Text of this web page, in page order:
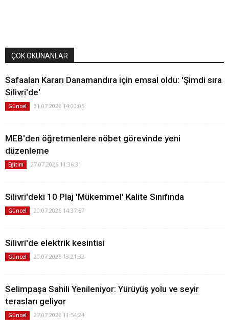
ÇOK OKUNANLAR
Safaalan Kararı Danamandıra için emsal oldu: 'Şimdi sıra
Silivri'de'
Güncel 31.07.2026 14:00:05
MEB'den öğretmenlere nöbet görevinde yeni
düzenleme
Eğitim 27.07.2026 11:36:31
Silivri'deki 10 Plaj 'Mükemmel' Kalite Sınıfında
Güncel 20.07.2026 14:37:57
Silivri'de elektrik kesintisi
Güncel 20.07.2026 13:21:32
Selimpaşa Sahili Yenileniyor: Yürüyüş yolu ve seyir
terasları geliyor
Güncel 27.07.2026 11:54:24